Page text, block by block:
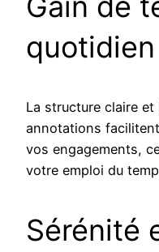
quotidien
La structure claire
annotations
vos engagements,
votre emploi du
Sérénité